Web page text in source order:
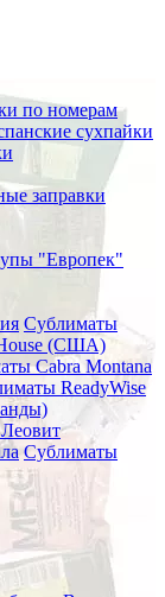
по номерам
сухпайки
заправки
"Европек"
Сублиматы
(США)
Cabra Montana
ReadyWise
Сублиматы